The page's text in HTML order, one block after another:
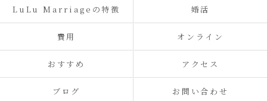
LuLu Marriageの特徴 婚活
費用 オンライン
おすすめ アクセス
ブログ お問い合わせ